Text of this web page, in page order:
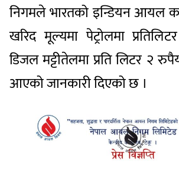
निगमले भारतको इन्डियन आयल
खरिद मूल्यमा पेट्रोलमा
डिजल मट्टीतेलमा प्रति लिटर २
आएको जानकारी दिएको छ ।